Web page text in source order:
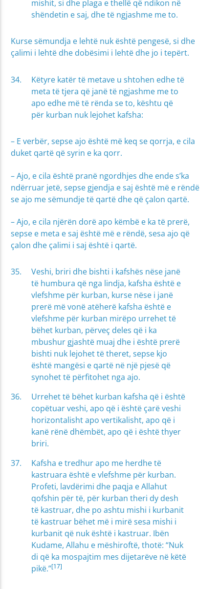
mishit, si dhe plaga e thellë që ndikon në
shëndetin e saj, dhe të ngjashme me to.
Kurse sëmundja e lehtë nuk është pengesë, si dhe
çalimi i lehtë dhe dobësimi i lehtë dhe jo i tepërt.
Këtyre katër të metave u shtohen edhe të
meta të tjera që janë të ngjashme me to
apo edhe më të rënda se to, kështu që
për kurban nuk lejohet kafsha:
– E verbër, sepse ajo është më keq se qorrja, e cila
duket qartë që syrin e ka qorr.
– Ajo, e cila është pranë ngordhjes dhe ende s’ka
ndërruar jetë, sepse gjendja e saj është më e rëndë
se ajo me sëmundje të qartë dhe që çalon qartë.
– Ajo, e cila njërën dorë apo këmbë e ka të prerë,
sepse e meta e saj është më e rëndë, sesa ajo që
çalon dhe çalimi i saj është i qartë.
Veshi, briri dhe bishti i kafshës nëse janë
të humbura që nga lindja, kafsha është e
vlefshme për kurban, kurse nëse i janë
prerë më vonë atëherë kafsha është e
vlefshme për kurban mirëpo urrehet të
bëhet kurban, përveç deles që i ka
mbushur gjashtë muaj dhe i është prerë
bishti nuk lejohet të theret, sepse kjo
është mangësi e qartë në një pjesë që
synohet të përfitohet nga ajo.
Urrehet të bëhet kurban kafsha që i është
copëtuar veshi, apo që i është çarë veshi
horizontalisht apo vertikalisht, apo që i
kanë rënë dhëmbët, apo që i është thyer
briri.
Kafsha e tredhur apo me herdhe të
kastruara është e vlefshme për kurban.
Profeti, lavdërimi dhe paqja e Allahut
qofshin për të, për kurban theri dy desh
të kastruar, dhe po ashtu mishi i kurbanit
të kastruar bëhet më i mirë sesa mishi i
kurbanit që nuk është i kastruar. Ibën
Kudame, Allahu e mëshiroftë, thotë: “Nuk
di që ka mospajtim mes dijetarëve në këtë
pikë.”[17]